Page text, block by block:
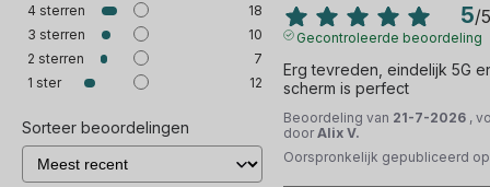
4 sterren
18
3 sterren
10
2 sterren
7
1 ster 12
Sorteer beoordelingen
5/5
Gecontroleerde beoordeling
Erg tevreden, eindelijk 5G
scherm is perfect
Beoordeling van 21-7-2026 ,
door Alix V.
Oorspronkelijk gepubliceerd